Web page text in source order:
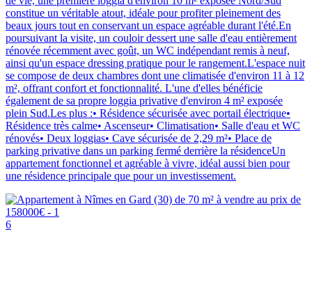
constitue un véritable atout, idéale pour profiter pleinement des
beaux jours tout en conservant un espace agréable durant l'été.En
poursuivant la visite, un couloir dessert une salle d'eau entièrement
rénovée récemment avec goût, un WC indépendant remis à neuf,
ainsi qu'un espace dressing pratique pour le rangement.L'espace nuit
se compose de deux chambres dont une climatisée d'environ 11 à 12
m², offrant confort et fonctionnalité. L'une d'elles bénéficie
également de sa propre loggia privative d'environ 4 m² exposée
plein Sud.Les plus :•⁠ ⁠Résidence sécurisée avec portail électrique•⁠
⁠Résidence très calme•⁠ ⁠Ascenseur•⁠ ⁠Climatisation•⁠ ⁠Salle d'eau et WC
rénovés•⁠ ⁠Deux loggias•⁠ ⁠Cave sécurisée de 2,29 m²•⁠ ⁠Place de
parking privative dans un parking fermé derrière la résidenceUn
appartement fonctionnel et agréable à vivre, idéal aussi bien pour
une résidence principale que pour un investissement.
6